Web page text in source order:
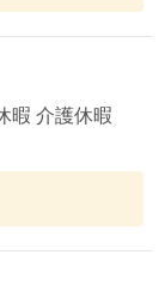
暇 介護休暇